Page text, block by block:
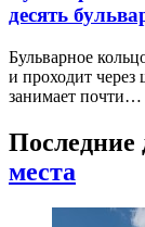
десять
Бульварное
и проходит
занимает почти…
Последние
места